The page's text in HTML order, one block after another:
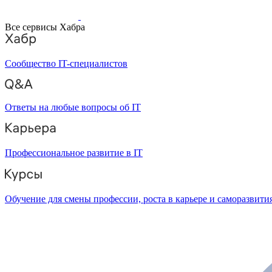
Все сервисы Хабра
Сообщество IT-специалистов
Ответы на любые вопросы об IT
Профессиональное развитие в IT
Обучение для смены профессии, роста в карьере и